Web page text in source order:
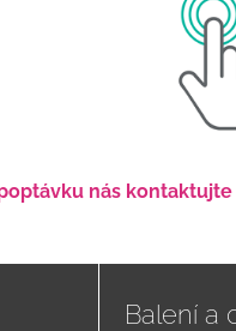
nás
Balení a